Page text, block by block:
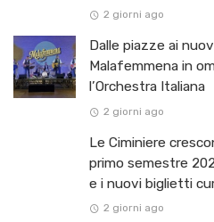
2 giorni ago
Dalle piazze ai
Malafemmena in
l’Orchestra Italiana ​
2 giorni ago
Le Ciminiere
primo semestre
e i nuovi biglietti
2 giorni ago